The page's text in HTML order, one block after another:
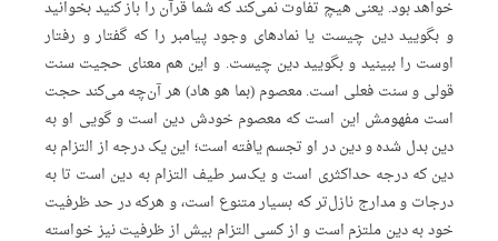
خواهد بود. یعنی هیچ تفاوت نمی‌کند که شما قرآن را باز کنید بخوانید
و بگویید دین چیست یا نمادهای وجود پیامبر را که گفتار و رفتار
اوست را ببینید و بگویید دین چیست. و این هم معنای حجیت سنت
قولی و سنت فعلی است. معصوم (بما هو هاد) هر آن‌چه می‌کند حجت
است مفهومش این است که معصوم خودش دین است و گویی او به
دین بدل شده و دین در او تجسم یافته است؛ این یک درجه از التزام به
دین که درجه حداکثری است و یک‌سر طیف التزام به دین است تا به
درجات و مدارج نازل‌تر که بسیار متنوع است، و هرکه در حد ظرفیت
خود به دین ملتزم است و از کسی التزام بیش از ظرفیت نیز خواسته